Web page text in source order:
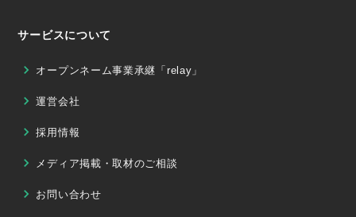
サービスについて
オープンネーム事業承継「relay」
運営会社
採用情報
メディア掲載・取材のご相談
お問い合わせ